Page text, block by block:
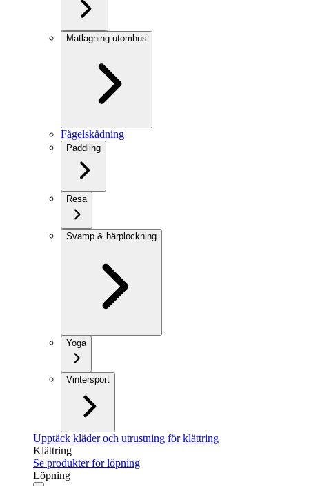
Matlagning utomhus
Fågelskådning
Paddling
Resa
Svamp & bärplockning
Yoga
Vintersport
Upptäck kläder och utrustning för klättring
Klättring
Se produkter för löpning
Löpning